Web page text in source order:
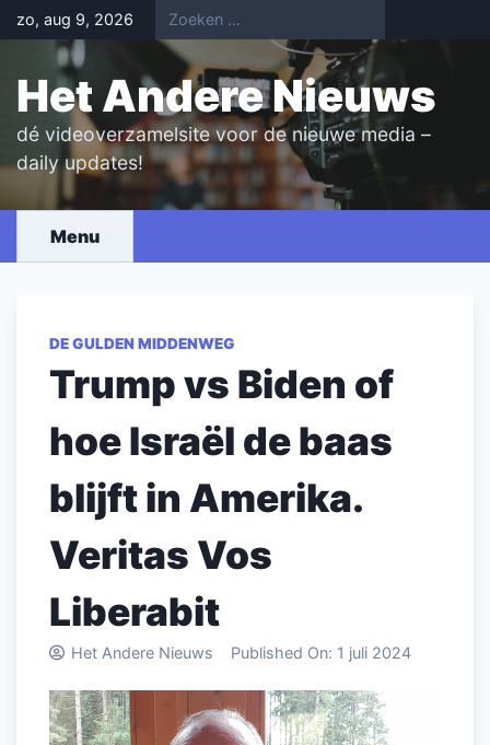
Skip
to
content
zo, aug 9, 2026
Het Andere Nieuws
dé videoverzamelsite voor de nieuwe media –
daily updates!
Menu
DE GULDEN MIDDENWEG
Trump vs Biden of
hoe Israël de baas
blijft in Amerika.
Veritas Vos
Liberabit
Het Andere Nieuws Published On: 1 juli 2024
Videospeler